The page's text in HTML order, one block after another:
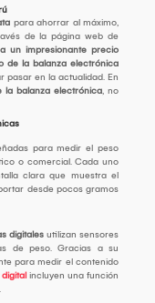
para ahorrar al máximo,
de la página web de
un impresionante precio
de la balanza electrónica
pasar en la actualidad. En
la balanza electrónica, no
para medir el peso
o comercial. Cada uno
clara que muestra el
desde pocos gramos
digitales utilizan sensores
de peso. Gracias a su
para medir el contenido
incluyen una función